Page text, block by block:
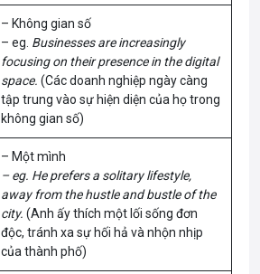
– Không gian số
– eg. Businesses are increasingly
focusing on their presence in the digital
space. (Các doanh nghiệp ngày càng
tập trung vào sự hiện diện của họ trong
không gian số)
– Một mình
– eg. He prefers a solitary lifestyle,
away from the hustle and bustle of the
city. (Anh ấy thích một lối sống đơn
độc, tránh xa sự hối hả và nhộn nhịp
của thành phố)